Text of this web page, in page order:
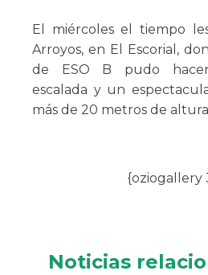
El miércoles el tiempo
Arroyos, en El Escorial,
de ESO B pudo
escalada y un
más de 20 metros de
{oziogallery
Noticias